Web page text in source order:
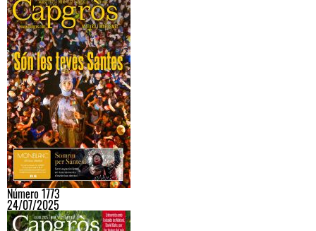
Número 1773
24/07/2025